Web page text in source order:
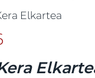
Elkartea